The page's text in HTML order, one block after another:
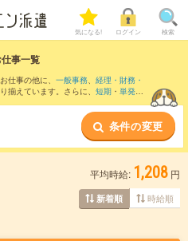
気になる! ログイン 検索
事一覧
仕事の他に、 一般事務、 経理・財務・
揃えています。さらに、 短期 ・ 単発な
条件の変更
平均時給: 1,208 円
新着順 時給順